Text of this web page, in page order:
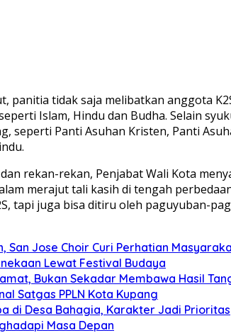
panitia tidak saja melibatkan anggota
Islam, Hindu dan Budha. Selain
seperti Panti Asuhan Kristen, Panti
rekan-rekan, Penjabat Wali Kota
merajut tali kasih di tengah
tapi juga bisa ditiru oleh paguyuban-
San Jose Choir Curi Perhatian
Lewat Festival Budaya
Bukan Sekadar Membawa Hasil
Satgas PPLN Kota Kupang
di Desa Bahagia, Karakter Jadi Prioritas
Masa Depan